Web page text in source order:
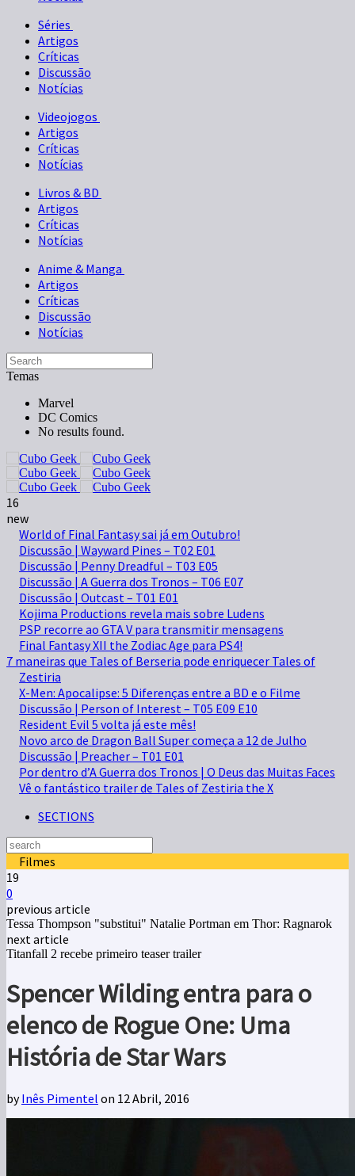
Séries
Artigos
Críticas
Discussão
Notícias
Videojogos
Artigos
Críticas
Notícias
Livros & BD
Artigos
Críticas
Notícias
Anime & Manga
Artigos
Críticas
Discussão
Notícias
Temas
Marvel
DC Comics
No results found.
16
new
World of Final Fantasy sai já em Outubro!
Discussão | Wayward Pines – T02 E01
Discussão | Penny Dreadful – T03 E05
Discussão | A Guerra dos Tronos – T06 E07
Discussão | Outcast – T01 E01
Kojima Productions revela mais sobre Ludens
PSP recorre ao GTA V para transmitir mensagens
Final Fantasy XII the Zodiac Age para PS4!
7 maneiras que Tales of Berseria pode enriquecer Tales of
Zestiria
X-Men: Apocalipse: 5 Diferenças entre a BD e o Filme
Discussão | Person of Interest – T05 E09 E10
Resident Evil 5 volta já este mês!
Novo arco de Dragon Ball Super começa a 12 de Julho
Discussão | Preacher – T01 E01
Por dentro d’A Guerra dos Tronos | O Deus das Muitas Faces
Vê o fantástico trailer de Tales of Zestiria the X
SECTIONS
Filmes
19
0
previous article
Tessa Thompson "substitui" Natalie Portman em Thor: Ragnarok
next article
Titanfall 2 recebe primeiro teaser trailer
Spencer Wilding entra para o
elenco de Rogue One: Uma
História de Star Wars
byInês Pimentel on 12 Abril, 2016